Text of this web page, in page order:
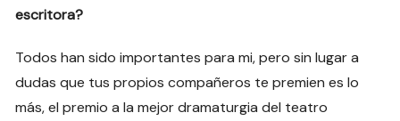
escritora?
Todos han sido importantes para mi, pero sin lugar a
dudas que tus propios compañeros te premien es lo
más, el premio a la mejor dramaturgia del teatro